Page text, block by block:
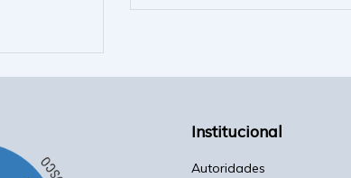
Institucional
Autoridades